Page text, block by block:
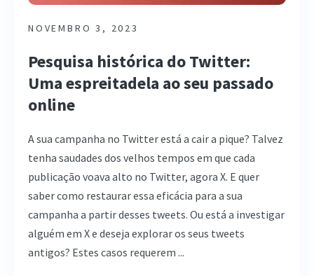
NOVEMBRO 3, 2023
Pesquisa histórica do Twitter:
Uma espreitadela ao seu passado
online
A sua campanha no Twitter está a cair a pique? Talvez
tenha saudades dos velhos tempos em que cada
publicação voava alto no Twitter, agora X. E quer
saber como restaurar essa eficácia para a sua
campanha a partir desses tweets. Ou está a investigar
alguém em X e deseja explorar os seus tweets
antigos? Estes casos requerem ...